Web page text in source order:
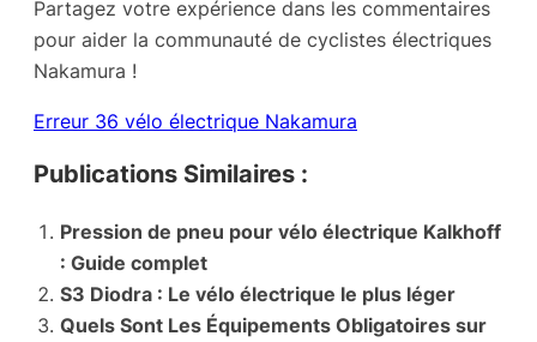
Partagez votre expérience dans les commentaires
pour aider la communauté de cyclistes électriques
Nakamura !
Erreur 36 vélo électrique Nakamura
Publications Similaires :
Pression de pneu pour vélo électrique Kalkhoff
: Guide complet
S3 Diodra : Le vélo électrique le plus léger
Quels Sont Les Équipements Obligatoires sur